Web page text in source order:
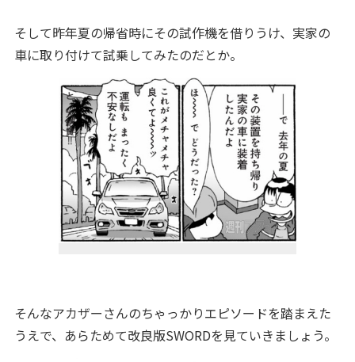
そして昨年夏の帰省時にその試作機を借りうけ、実家の
車に取り付けて試乗してみたのだとか。
そんなアカザーさんのちゃっかりエピソードを踏まえた
うえで、あらためて改良版SWORDを見ていきましょう。